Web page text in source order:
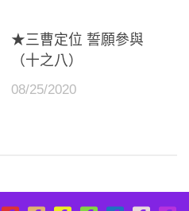
★三曹定位 誓願參與
（十之八）
08/25/2020